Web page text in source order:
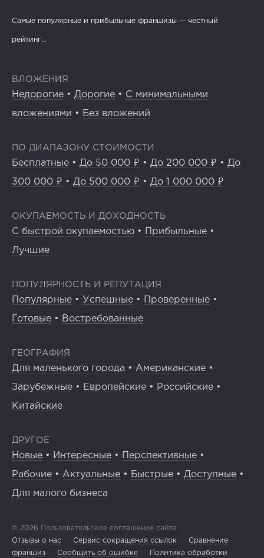
Самые популярные и прибыльные франшизы — честный
рейтинг...
ВЛОЖЕНИЯ
Недорогие • Дорогие • С минимальными
вложениями • Без вложений
ПО ДИАПАЗОНУ СТОИМОСТИ
Бесплатные • До 50 000 ₽ • До 200 000 ₽ • До
300 000 ₽ • До 500 000 ₽ • До 1 000 000 ₽
ОКУПАЕМОСТЬ И ДОХОДНОСТЬ
С быстрой окупаемостью • Прибыльные •
Лучшие
ПОПУЛЯРНОСТЬ И РЕПУТАЦИЯ
Популярные • Успешные • Проверенные •
Готовые • Востребованные
ГЕОГРАФИЯ
Для маленького города • Американские •
Зарубежные • Европейские • Российские •
Китайские
ДРУГОЕ
Новые • Интересные • Перспективные •
Рабочие • Актуальные • Быстрые • Доступные •
Для малого бизнеса
© 2026 Пользовательское соглашение сайта
Отзывы о нас
Сервис сокращения ссылок
Сравнение
франшиз
Сообщить об ошибке Политика обработки